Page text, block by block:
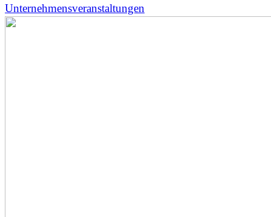
Unternehmensveranstaltungen